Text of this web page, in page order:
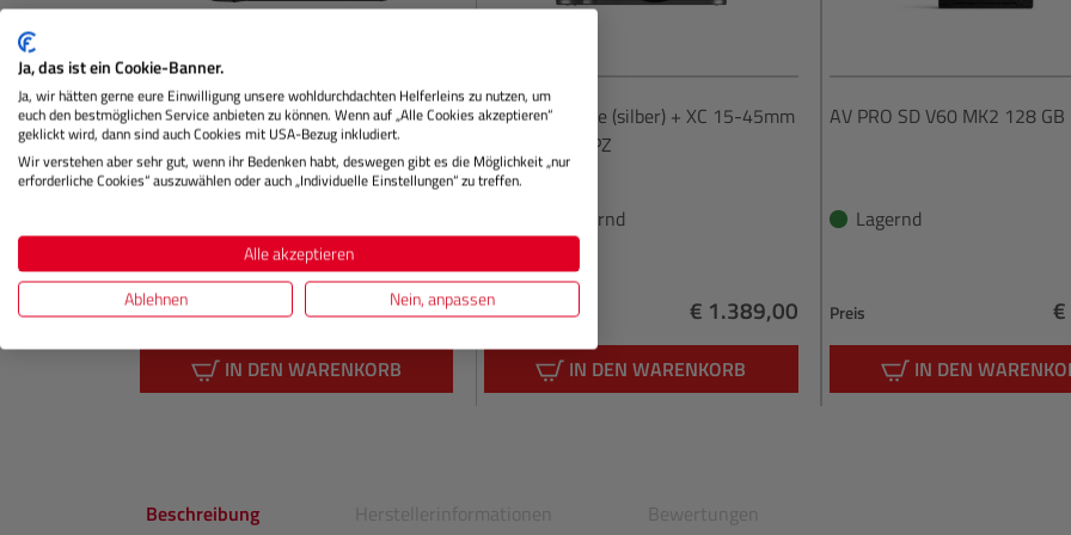
X-T5 Gehäuse (silber)
Preis
Regulärer Preis:
€ 1.688,00
IN DEN WARENKORB
X-T50 Gehäuse (silber) + XC 15-45mm
F3.5-5.6 OIS PZ
Nicht Lagernd
Preis
Regulärer Preis:
€ 1.389,00
IN DEN WARENKORB
AV PRO SD V60 MK2 128 GB
Lagernd
Preis
IN DEN
Beschreibung Herstellerinformationen Bewertungen
Ja, das ist ein Cookie-Banner.
Ja, wir hätten gerne eure Einwilligung unsere wohldurchdachten Helferleins zu nutzen, um
euch den bestmöglichen Service anbieten zu können. Wenn auf „Alle Cookies akzeptieren“
geklickt wird, dann sind auch Cookies mit USA-Bezug inkludiert.
Wir verstehen aber sehr gut, wenn ihr Bedenken habt, deswegen gibt es die Möglichkeit „nur
erforderliche Cookies“ auszuwählen oder auch „Individuelle Einstellungen“ zu treffen.
Alle akzeptieren
Ablehnen
Nein, anpassen